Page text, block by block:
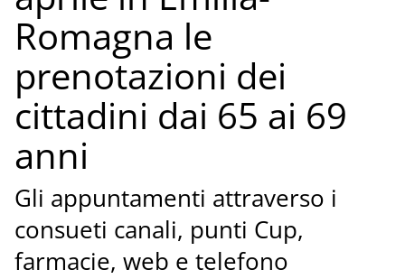
Romagna le
prenotazioni dei
cittadini dai 65 ai 69
anni
Gli appuntamenti attraverso i
consueti canali, punti Cup,
farmacie, web e telefono